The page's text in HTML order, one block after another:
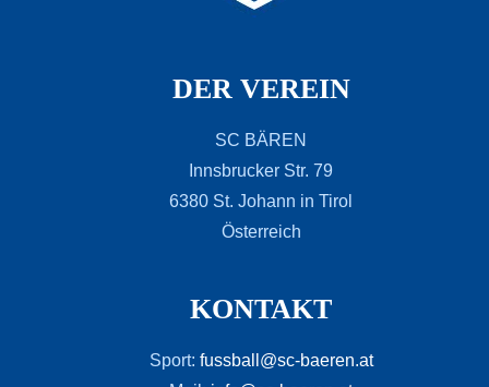
DER VEREIN
SC BÄREN
Innsbrucker Str. 79
6380 St. Johann in Tirol
Österreich
KONTAKT
Sport: fussball@sc-baeren.at